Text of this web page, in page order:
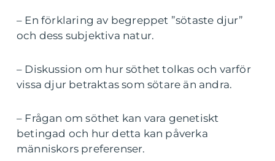
– En förklaring av begreppet ”sötaste djur”
och dess subjektiva natur.
– Diskussion om hur söthet tolkas och varför
vissa djur betraktas som sötare än andra.
– Frågan om söthet kan vara genetiskt
betingad och hur detta kan påverka
människors preferenser.